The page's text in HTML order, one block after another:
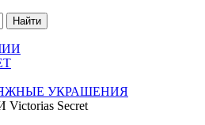
УКРАШЕНИЯ
Secret